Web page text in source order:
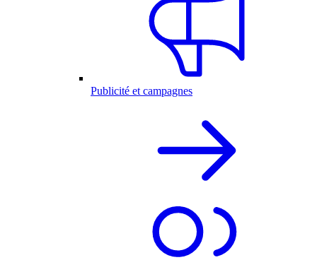
Publicité et campagnes